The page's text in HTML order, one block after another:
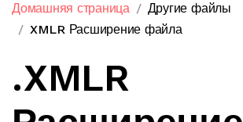
Домашняя страница
Другие файлы
XMLR Расширение файла
.XMLR